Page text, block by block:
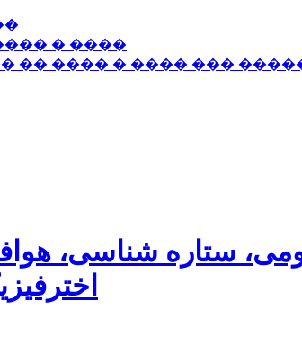
� ����
�� ���� � ���� ���
ستاره شناسی،